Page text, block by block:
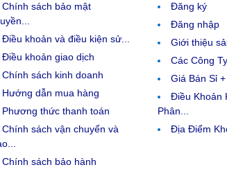
Chính sách bảo mật
Điều khoản và điều kiện sử...
Điều khoản giao dịch
Chính sách kinh doanh
Hướng dẫn mua hàng
Phương thức thanh toán
Chính sách vận chuyển và
Chính sách bảo hành
Đăng ký
Đăng nhập
Giới thiệu
Các Công
Giá Bán Sỉ
Điều Khoản
Phân...
Địa Điểm